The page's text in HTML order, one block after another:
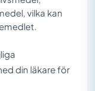
vilka kan
din läkare för